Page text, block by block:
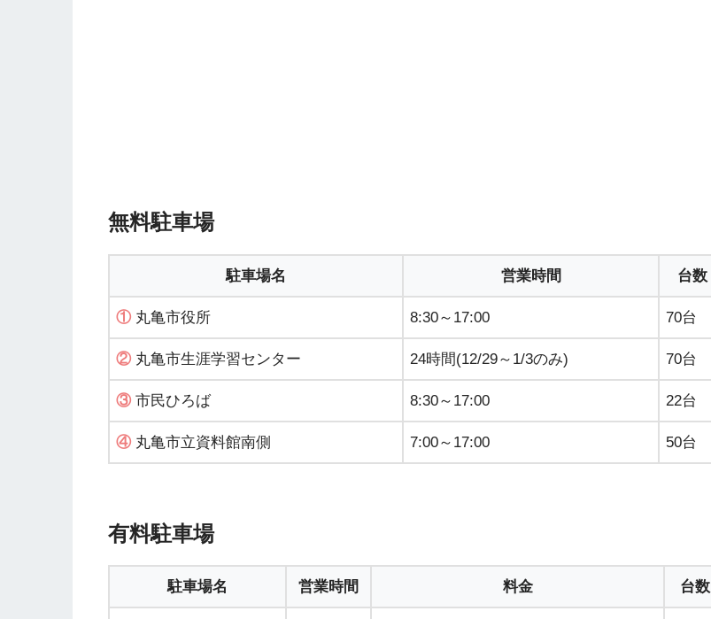
無料駐車場
駐車場名 営業時間 台数
① 丸亀市役所 8:30～17:00 70台
② 丸亀市生涯学習センター 24時間(12/29～1/3のみ) 70台
③ 市民ひろば 8:30～17:00 22台
④ 丸亀市立資料館南側 7:00～17:00 50台
有料駐車場
駐車場名 営業時間 料金 台数